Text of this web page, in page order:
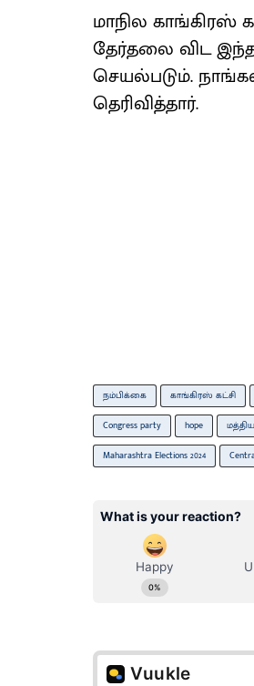
மாநில காங்கிரஸ்
தேர்தலை விட
செயல்படும்.
தெரிவித்தார்.
நம்பிக்கை காங்கிரஸ் கட்சி
Congress party hope
Maharashtra Elections 2024